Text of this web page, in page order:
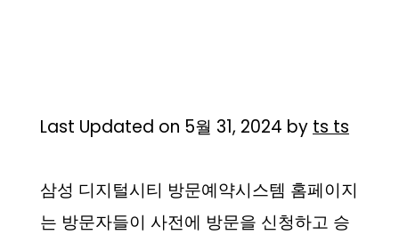
Last Updated on 5월 31, 2024 by ts ts
삼성 디지털시티 방문예약시스템 홈페이지
는 방문자들이 사전에 방문을 신청하고 승